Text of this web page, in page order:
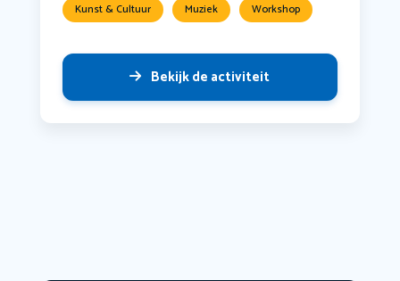
Kunst & Cultuur Muziek Workshop
Bekijk de activiteit